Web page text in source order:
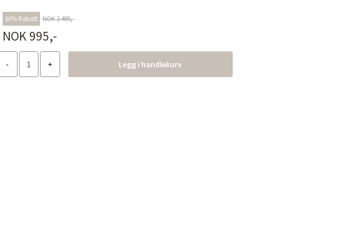
60% Rabatt NOK 2.495,-
NOK 995,-
Legg i handlekurv